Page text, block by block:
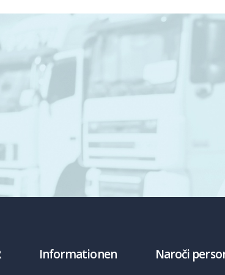
schnelle Kontakt und die Abwicklung haben
und nach unseren Anforderungen
Empfehlenswert!
Kauffeldt Transport & Logistik GmbH
Informationen Naroči